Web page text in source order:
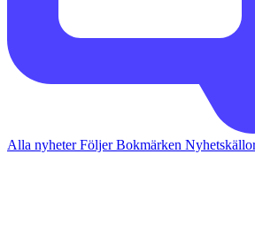
Alla nyheterFöljerBokmärken